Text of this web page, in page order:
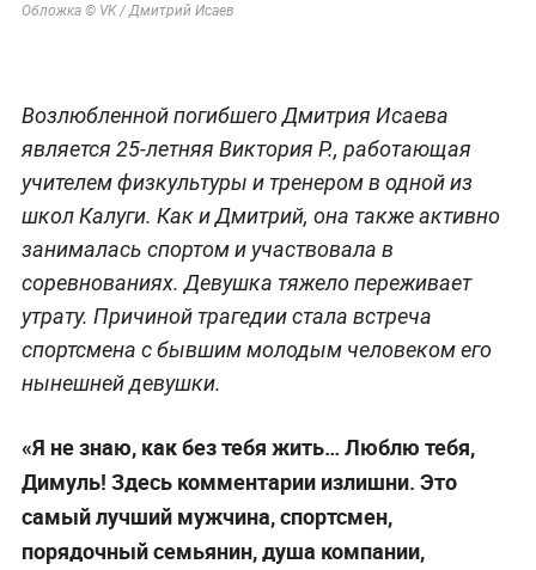
Обложка © VK / Дмитрий Исаев
Возлюбленной погибшего Дмитрия Исаева
является 25-летняя Виктория Р., работающая
учителем физкультуры и тренером в одной из
школ Калуги. Как и Дмитрий, она также активно
занималась спортом и участвовала в
соревнованиях. Девушка тяжело переживает
утрату. Причиной трагедии стала встреча
спортсмена с бывшим молодым человеком его
нынешней девушки.
«Я не знаю, как без тебя жить… Люблю тебя,
Димуль! Здесь комментарии излишни. Это
самый лучший мужчина, спортсмен,
порядочный семьянин, душа компании,